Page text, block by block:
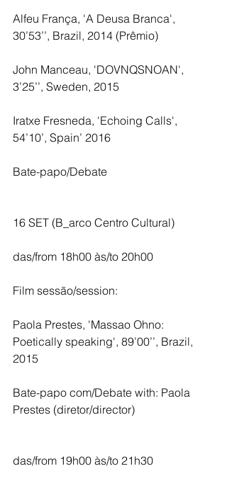
Alfeu França, 'A Deusa Branca',
30’53’’, Brazil, 2014 (Prêmio)
John Manceau, 'DOVNQSNOAN',
3’25’’, Sweden, 2015
Iratxe Fresneda, 'Echoing Calls',
54’10’, Spain’ 2016
Bate-papo/Debate
16 SET (B_arco Centro Cultural)
das/from 18h00 às/to 20h00
Film sessão/session:
Paola Prestes, 'Massao Ohno:
Poetically speaking', 89’00’’, Brazil,
2015
Bate-papo com/Debate with: Paola
Prestes (diretor/director)
das/from 19h00 às/to 21h30